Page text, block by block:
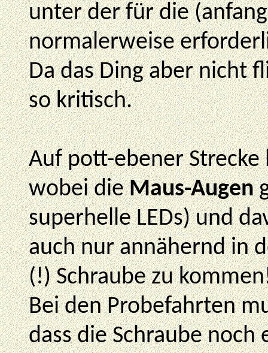
unter der für die
normalerweise
Da das Ding aber nicht
so kritisch.
Auf pott-ebener Strecke
wobei dieMaus-Augen
superhelle LEDs) und
auch nur annähernd in
(!) Schraube zu
Bei den Probefahrten
dass die Schraube